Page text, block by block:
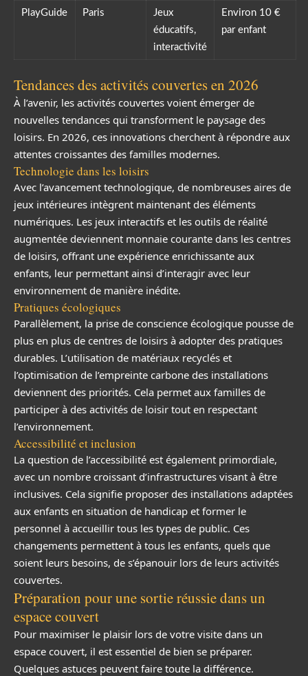
PlayGuide Paris
Jeux
éducatifs,
interactivité
Environ 10 €
par enfant
Tendances des activités couvertes en 2026
À l’avenir, les activités couvertes voient émerger de
nouvelles tendances qui transforment le paysage des
loisirs. En 2026, ces innovations cherchent à répondre aux
attentes croissantes des familles modernes.
Technologie dans les loisirs
Avec l’avancement technologique, de nombreuses aires de
jeux intérieures intègrent maintenant des éléments
numériques. Les jeux interactifs et les outils de réalité
augmentée deviennent monnaie courante dans les centres
de loisirs, offrant une expérience enrichissante aux
enfants, leur permettant ainsi d’interagir avec leur
environnement de manière inédite.
Pratiques écologiques
Parallèlement, la prise de conscience écologique pousse de
plus en plus de centres de loisirs à adopter des pratiques
durables. L’utilisation de matériaux recyclés et
l’optimisation de l’empreinte carbone des installations
deviennent des priorités. Cela permet aux familles de
participer à des activités de loisir tout en respectant
l’environnement.
Accessibilité et inclusion
La question de l’accessibilité est également primordiale,
avec un nombre croissant d’infrastructures visant à être
inclusives. Cela signifie proposer des installations adaptées
aux enfants en situation de handicap et former le
personnel à accueillir tous les types de public. Ces
changements permettent à tous les enfants, quels que
soient leurs besoins, de s’épanouir lors de leurs activités
couvertes.
Préparation pour une sortie réussie dans un
espace couvert
Pour maximiser le plaisir lors de votre visite dans un
espace couvert, il est essentiel de bien se préparer.
Quelques astuces peuvent faire toute la différence.